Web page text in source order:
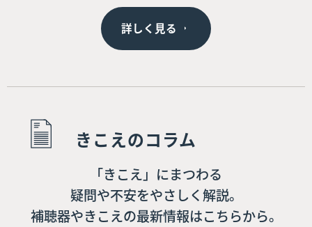
詳しく見る
きこえのコラム
「きこえ」にまつわる
疑問や不安をやさしく解説。
補聴器やきこえの最新情報はこちらから。